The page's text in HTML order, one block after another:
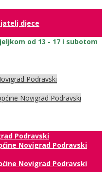
djece
od 13 - 17 i subotom
Podravski
Novigrad Podravski
Podravski
Novigrad Podravski
Novigrad Podravski